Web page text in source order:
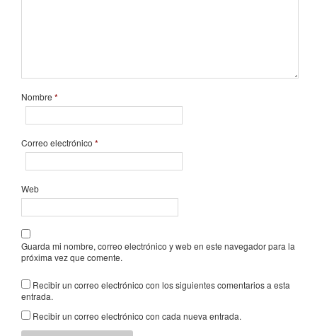
Nombre *
Correo electrónico *
Web
Guarda mi nombre, correo electrónico y web en este navegador para la
próxima vez que comente.
Recibir un correo electrónico con los siguientes comentarios a esta
entrada.
Recibir un correo electrónico con cada nueva entrada.